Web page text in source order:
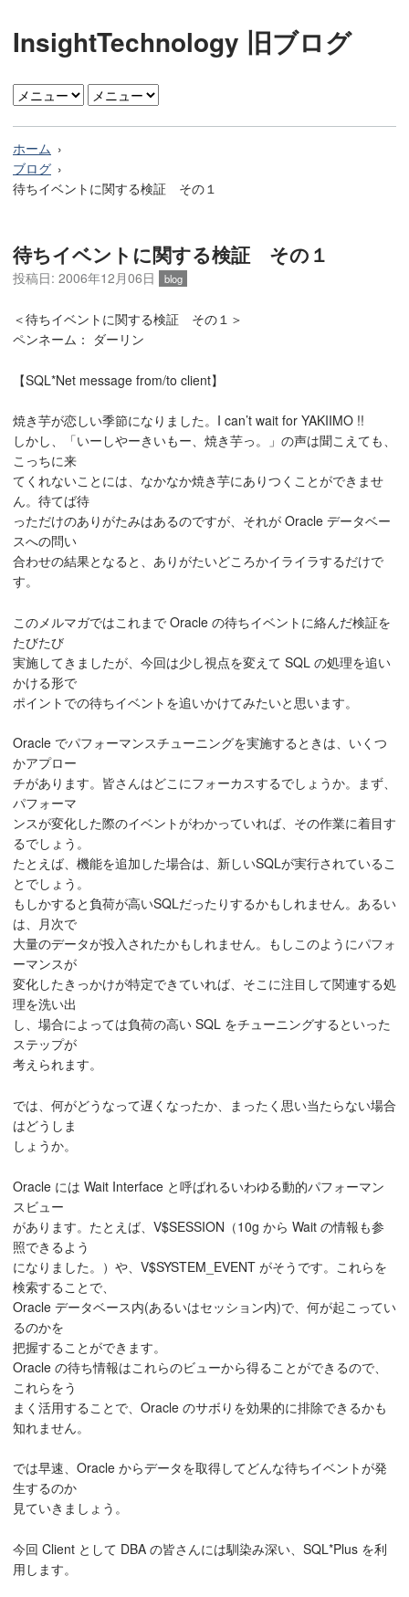
InsightTechnology 旧ブログ
ホーム
ブログ
待ちイベントに関する検証 その１
待ちイベントに関する検証 その１
投稿日: 2006年12月06日 blog
＜待ちイベントに関する検証 その１＞
ペンネーム： ダーリン
【SQL*Net message from/to client】
焼き芋が恋しい季節になりました。I can’t wait for YAKIIMO !!
しかし、「いーしやーきいもー、焼き芋っ。」の声は聞こえても、
こっちに来
てくれないことには、なかなか焼き芋にありつくことができませ
ん。待てば待
っただけのありがたみはあるのですが、それが Oracle データベー
スへの問い
合わせの結果となると、ありがたいどころかイライラするだけで
す。
このメルマガではこれまで Oracle の待ちイベントに絡んだ検証を
たびたび
実施してきましたが、今回は少し視点を変えて SQL の処理を追い
かける形で
ポイントでの待ちイベントを追いかけてみたいと思います。
Oracle でパフォーマンスチューニングを実施するときは、いくつ
かアプロー
チがあります。皆さんはどこにフォーカスするでしょうか。まず、
パフォーマ
ンスが変化した際のイベントがわかっていれば、その作業に着目す
るでしょう。
たとえば、機能を追加した場合は、新しいSQLが実行されているこ
とでしょう。
もしかすると負荷が高いSQLだったりするかもしれません。あるい
は、月次で
大量のデータが投入されたかもしれません。もしこのようにパフォ
ーマンスが
変化したきっかけが特定できていれば、そこに注目して関連する処
理を洗い出
し、場合によっては負荷の高い SQL をチューニングするといった
ステップが
考えられます。
では、何がどうなって遅くなったか、まったく思い当たらない場合
はどうしま
しょうか。
Oracle には Wait Interface と呼ばれるいわゆる動的パフォーマン
スビュー
があります。たとえば、V$SESSION（10g から Wait の情報も参
照できるよう
になりました。）や、V$SYSTEM_EVENT がそうです。これらを
検索することで、
Oracle データベース内(あるいはセッション内)で、何が起こってい
るのかを
把握することができます。
Oracle の待ち情報はこれらのビューから得ることができるので、
これらをう
まく活用することで、Oracle のサボりを効果的に排除できるかも
知れません。
では早速、Oracle からデータを取得してどんな待ちイベントが発
生するのか
見ていきましょう。
今回 Client として DBA の皆さんには馴染み深い、SQL*Plus を利
用します。